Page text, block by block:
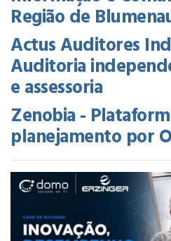
Região de
Actus Auditores
Auditoria
e assessoria
Zenobia -
planejamento por